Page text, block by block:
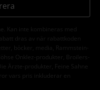
Kan inte kombineras med
dras av när rabattkoden
böcker, media, Rammstein-
Onklez-produkter, Broilers-
Ärzte-produkter, Feine Sahne
vars pris inkluderar en